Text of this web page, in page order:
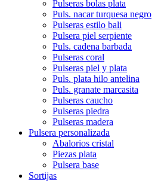
Pulseras bolas plata
Puls. nacar turquesa negro
Pulseras estilo bali
Pulsera piel serpiente
Puls. cadena barbada
Pulseras coral
Pulseras piel y plata
Puls. plata hilo antelina
Puls. granate marcasita
Pulseras caucho
Pulseras piedra
Pulseras madera
Pulsera personalizada
Abalorios cristal
Piezas plata
Pulsera base
Sortijas